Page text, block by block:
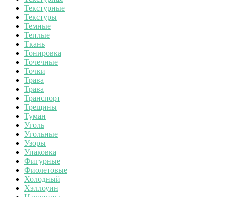
Текстурные
Текстуры
Темные
Теплые
Ткань
Тонировка
Точечные
Точки
Трава
Трава
Транспорт
Трещины
Туман
Уголь
Угольные
Узоры
Упаковка
Фигурные
Фиолетовые
Холодный
Хэллоуин